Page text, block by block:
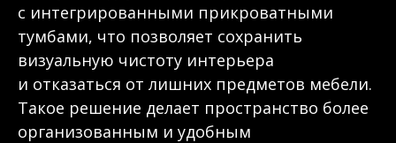
с интегрированными прикроватными
тумбами, что позволяет сохранить
визуальную чистоту интерьера
и отказаться от лишних предметов мебели.
Такое решение делает пространство более
организованным и удобным